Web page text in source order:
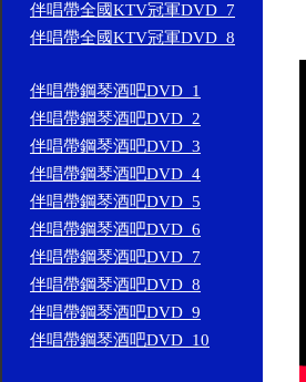
伴唱帶全國KTV冠軍DVD_7
伴唱帶全國KTV冠軍DVD_8
伴唱帶鋼琴酒吧DVD_1
伴唱帶鋼琴酒吧DVD_2
伴唱帶鋼琴酒吧DVD_3
伴唱帶鋼琴酒吧DVD_4
伴唱帶鋼琴酒吧DVD_5
伴唱帶鋼琴酒吧DVD_6
伴唱帶鋼琴酒吧DVD_7
伴唱帶鋼琴酒吧DVD_8
伴唱帶鋼琴酒吧DVD_9
伴唱帶鋼琴酒吧DVD_10